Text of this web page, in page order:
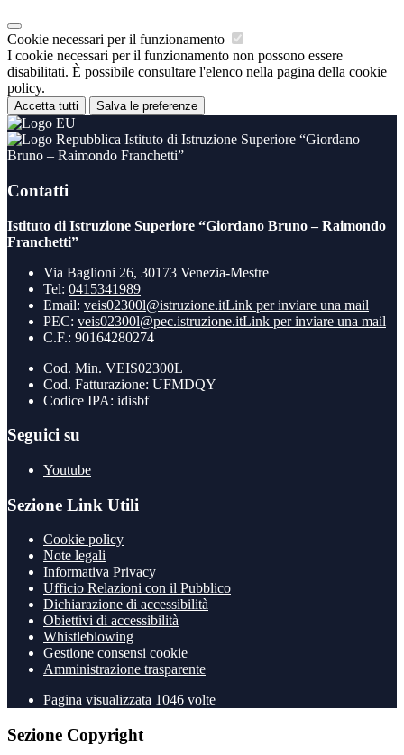
Cookie necessari per il funzionamento
I cookie necessari per il funzionamento non possono essere
disabilitati. È possibile consultare l'elenco nella pagina della cookie
policy.
Accetta tutti Salva le preferenze
Istituto di Istruzione Superiore “Giordano
Bruno – Raimondo Franchetti”
Contatti
Istituto di Istruzione Superiore “Giordano Bruno – Raimondo
Franchetti”
Via Baglioni 26, 30173 Venezia-Mestre
Tel: 0415341989
Email: veis02300l@istruzione.itLink per inviare una mail
PEC: veis02300l@pec.istruzione.itLink per inviare una mail
C.F.: 90164280274
Cod. Min. VEIS02300L
Cod. Fatturazione: UFMDQY
Codice IPA: idisbf
Seguici su
Youtube
Sezione Link Utili
Cookie policy
Note legali
Informativa Privacy
Ufficio Relazioni con il Pubblico
Dichiarazione di accessibilità
Obiettivi di accessibilità
Whistleblowing
Gestione consensi cookie
Amministrazione trasparente
Pagina visualizzata 1046 volte
Sezione Copyright